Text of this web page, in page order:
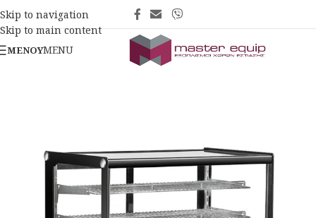
Skip to navigation
Skip to main content
ΜΕΝΟΎMENU